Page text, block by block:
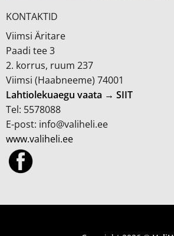
KONTAKTID
Viimsi Äritare
Paadi tee 3
2. korrus, ruum 237
Viimsi (Haabneeme) 74001
Lahtiolekuaegu vaata → SIIT
Tel: 5578088
E-post: info@valiheli.ee
www.valiheli.ee